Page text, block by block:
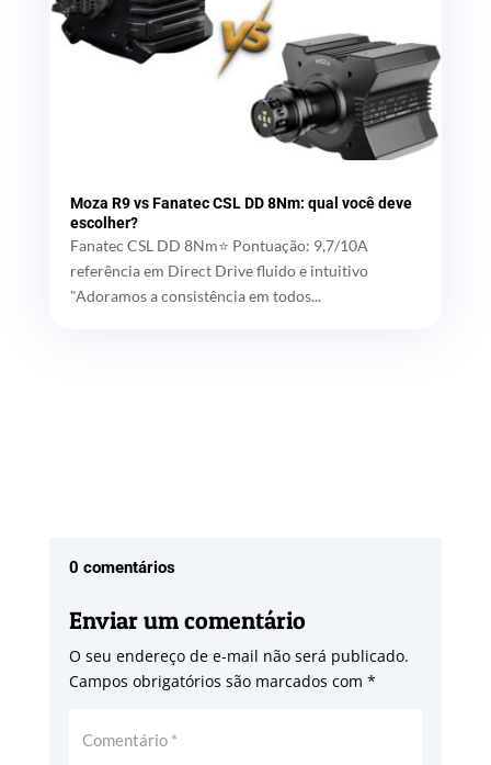
Moza R9 vs Fanatec CSL DD 8Nm: qual você deve
escolher?
Fanatec CSL DD 8Nm⭐ Pontuação: 9,7/10A
referência em Direct Drive fluido e intuitivo
"Adoramos a consistência em todos...
0 comentários
Enviar um comentário
O seu endereço de e-mail não será publicado.
Campos obrigatórios são marcados com *